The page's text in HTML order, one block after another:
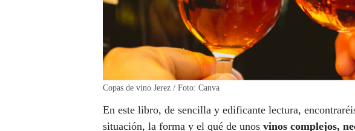
Copas de vino Jerez / Foto: Canva
En este libro, de sencilla y edificante lectura,
situación, la forma y el qué de unos vinos complejos,